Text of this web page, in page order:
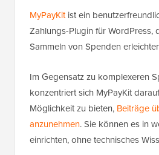
MyPayKitist ein
Zahlungs-Plugin für WordPress,
Sammeln von Spenden
Im Gegensatz zu komplexeren
konzentriert sich MyPayKit
Möglichkeit zu bieten, Beiträge
anzunehmen. Sie können es in
einrichten, ohne technisches